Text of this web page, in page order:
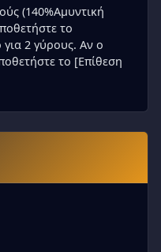
(140%Αμυντική
το
2 γύρους. Αν ο
το [Επίθεση